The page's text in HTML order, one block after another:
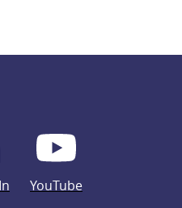
YouTube